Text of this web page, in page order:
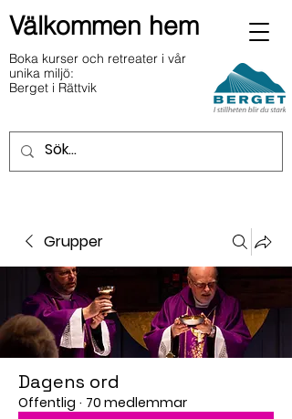
Välkommen hem
Boka kurser och retreater i vår
unika miljö:
Berget i Rättvik
Grupper
Dagens ord
Offentlig · 70 medlemmar